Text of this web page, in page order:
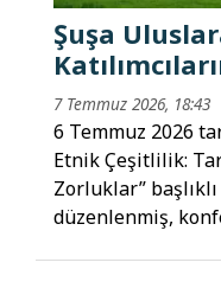
Şuşa
7 Temmuz 2026, 18:43
6 Temmuz 2026
Etnik Çeşitlilik:
Zorluklar”
düzenlenmiş,